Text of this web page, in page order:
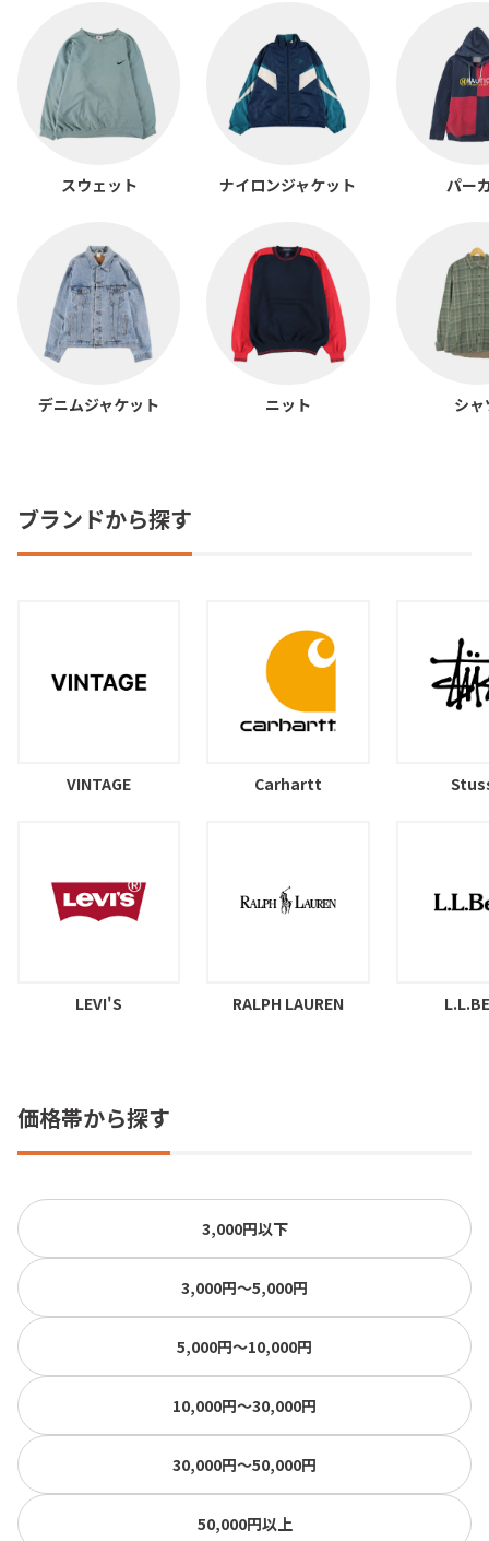
スウェット ナイロンジャケット パー
デニムジャケット ニット シャ
ブランドから探す
VINTAGE Carhartt
LEVI'S RALPH LAUREN
価格帯から探す
3,000円以下
3,000円〜5,000円
5,000円〜10,000円
10,000円〜30,000円
30,000円〜50,000円
50,000円以上